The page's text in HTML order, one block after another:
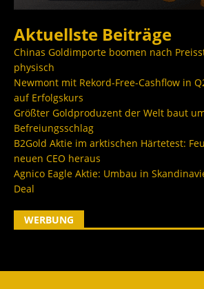
Aktuellste Beiträge
Chinas Goldimporte boomen nach
physisch
Newmont mit Rekord-Free-Cashflow in
auf Erfolgskurs
Größter Goldproduzent der Welt baut
Befreiungsschlag
B2Gold Aktie im arktischen Härtetest:
neuen CEO heraus
Agnico Eagle Aktie: Umbau in
Deal
WERBUNG